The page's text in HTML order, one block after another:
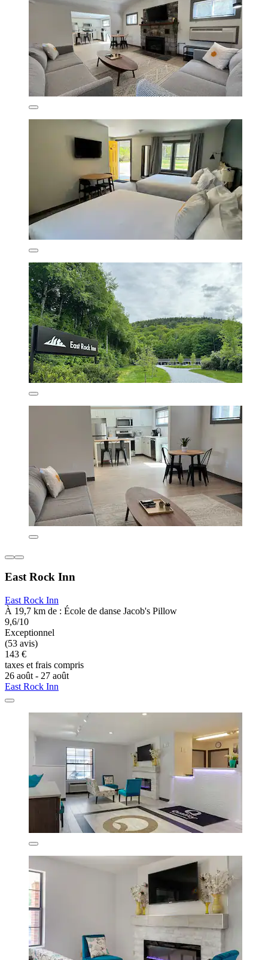
East Rock Inn
East Rock Inn
À 19,7 km de : École de danse Jacob's Pillow
9,6/10
Exceptionnel
(53 avis)
143 €
taxes et frais compris
26 août - 27 août
East Rock Inn